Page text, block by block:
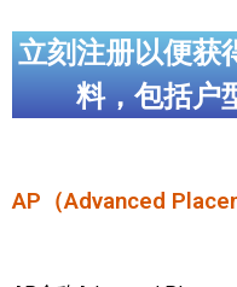
立刻注册以便获
料，包括户
AP（Advanced